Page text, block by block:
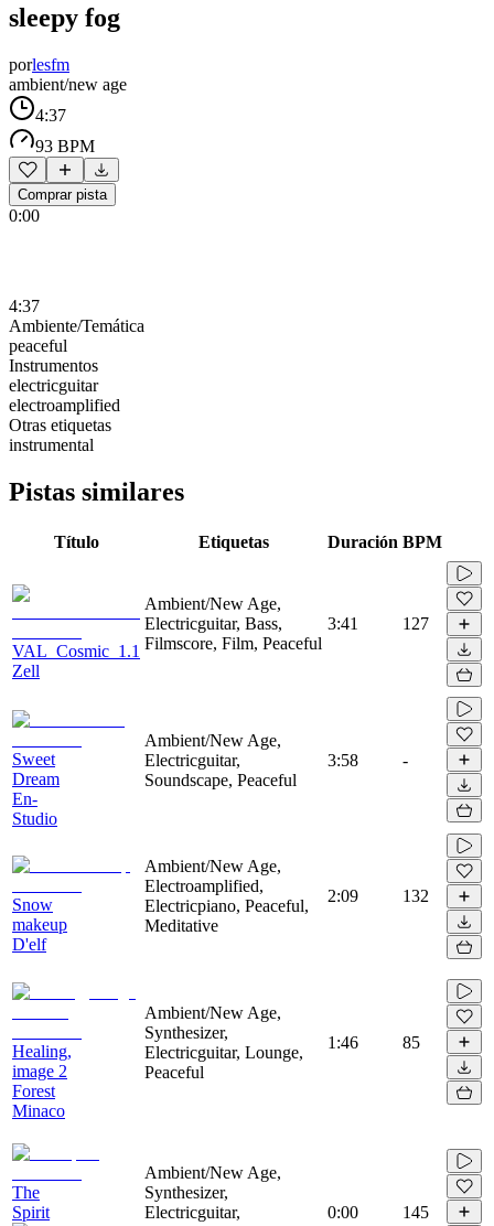
sleepy fog
porlesfm
ambient/new age
4:37
93 BPM
Comprar pista
0:00
4:37
Ambiente/Temática
peaceful
Instrumentos
electricguitar
electroamplified
Otras etiquetas
instrumental
Pistas similares
Título Etiquetas Duración BPM
VAL_Cosmic_1.1
Zell
Ambient/New Age,
Electricguitar, Bass,
Filmscore, Film, Peaceful
3:41 127
Sweet
Dream
En-
Studio
Ambient/New Age,
Electricguitar,
Soundscape, Peaceful
3:58 -
Snow
makeup
D'elf
Ambient/New Age,
Electroamplified,
Electricpiano, Peaceful,
Meditative
2:09 132
Healing,
image 2
Forest
Minaco
Ambient/New Age,
Synthesizer,
Electricguitar, Lounge,
Peaceful
1:46 85
The
Spirit
Ambient/New Age,
Synthesizer,
Electricguitar,
0:00 145